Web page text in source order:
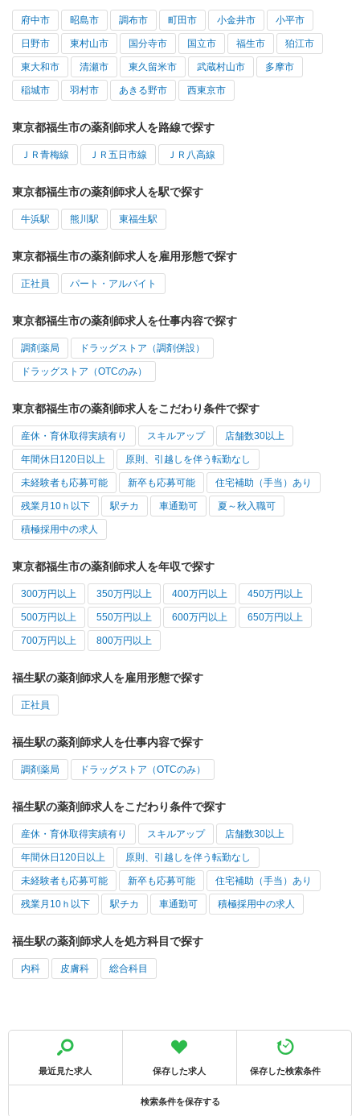
府中市 昭島市 調布市 町田市 小金井市 小平市
日野市 東村山市 国分寺市 国立市 福生市 狛江市
東大和市 清瀬市 東久留米市 武蔵村山市 多摩市
稲城市 羽村市 あきる野市 西東京市
東京都福生市の薬剤師求人を路線で探す
ＪＲ青梅線 ＪＲ五日市線 ＪＲ八高線
東京都福生市の薬剤師求人を駅で探す
牛浜駅 熊川駅 東福生駅
東京都福生市の薬剤師求人を雇用形態で探す
正社員 パート・アルバイト
東京都福生市の薬剤師求人を仕事内容で探す
調剤薬局 ドラッグストア（調剤併設）
ドラッグストア（OTCのみ）
東京都福生市の薬剤師求人をこだわり条件で探す
産休・育休取得実績有り スキルアップ 店舗数30以上
年間休日120日以上 原則、引越しを伴う転勤なし
未経験者も応募可能 新卒も応募可能 住宅補助（手当）あり
残業月10ｈ以下 駅チカ 車通勤可 夏～秋入職可
積極採用中の求人
東京都福生市の薬剤師求人を年収で探す
300万円以上 350万円以上 400万円以上 450万円以上
500万円以上 550万円以上 600万円以上 650万円以上
700万円以上 800万円以上
福生駅の薬剤師求人を雇用形態で探す
正社員
福生駅の薬剤師求人を仕事内容で探す
調剤薬局 ドラッグストア（OTCのみ）
福生駅の薬剤師求人をこだわり条件で探す
産休・育休取得実績有り スキルアップ 店舗数30以上
年間休日120日以上 原則、引越しを伴う転勤なし
未経験者も応募可能 新卒も応募可能 住宅補助（手当）あり
残業月10ｈ以下 駅チカ 車通勤可 積極採用中の求人
福生駅の薬剤師求人を処方科目で探す
内科 皮膚科 総合科目
最近見た求人 保存した求人 保存した検索条件
検索条件を保存する